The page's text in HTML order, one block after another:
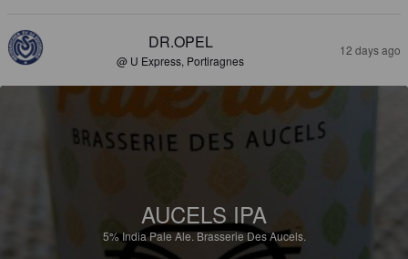
DR.OPEL
@ U Express, Portiragnes
12 days ago
AUCELS IPA
5%India Pale Ale.Brasserie Des Aucels.